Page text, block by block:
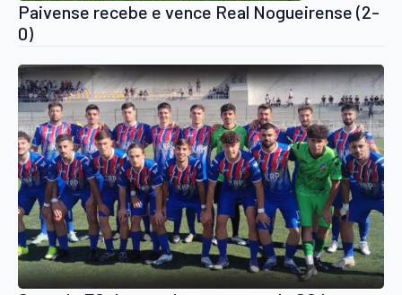
Paivense recebe e vence Real Nogueirense (2-
0)